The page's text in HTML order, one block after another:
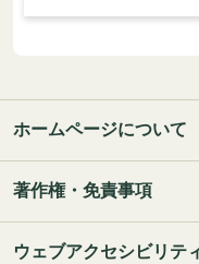
ホームページについて
著作権・免責事項
ウェブアクセシビリテ